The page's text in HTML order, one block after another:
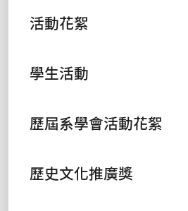
活動花絮
學生活動
歷屆系學會活動花絮
歷史文化推廣獎